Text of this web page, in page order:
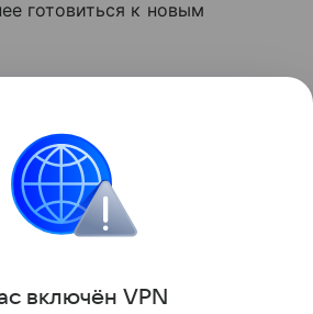
готовиться к новым
развитие
Искусственный
Поделиться
включён VPN